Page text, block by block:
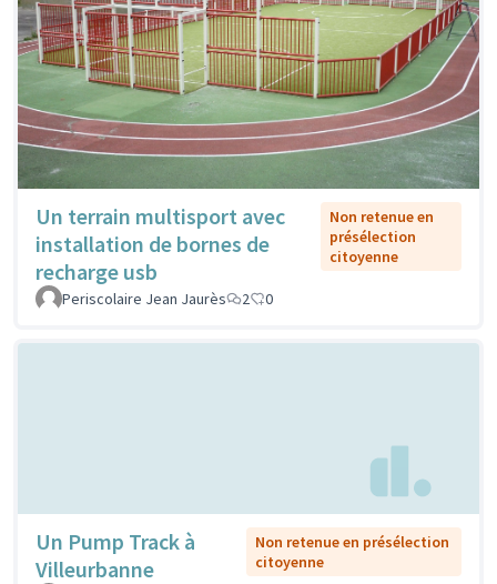
Un terrain multisport avec
installation de bornes de
recharge usb
Non retenue en
présélection
citoyenne
Periscolaire Jean Jaurès 2 0
Un Pump Track à
Villeurbanne
Non retenue en présélection
citoyenne